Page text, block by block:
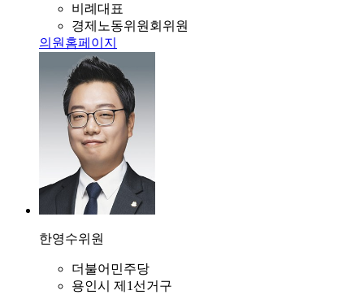
비례대표
경제노동위원회위원
의원홈페이지
한영수위원
더불어민주당
용인시 제1선거구